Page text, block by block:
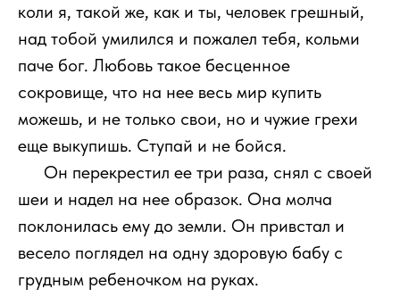
коли я, такой же, как и ты, человек грешный,
над тобой умилился и пожалел тебя, кольми
паче бог. Любовь такое бесценное
сокровище, что на нее весь мир купить
можешь, и не только свои, но и чужие грехи
еще выкупишь. Ступай и не бойся.
Он перекрестил ее три раза, снял с своей
шеи и надел на нее образок. Она молча
поклонилась ему до земли. Он привстал и
весело поглядел на одну здоровую бабу с
грудным ребеночком на руках.